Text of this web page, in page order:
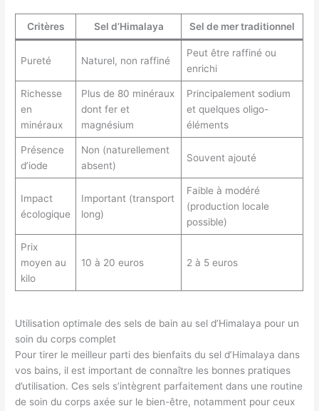
Critères Sel d’Himalaya Sel de mer traditionnel
Pureté Naturel, non raffiné
Peut être raffiné ou
enrichi
Richesse
en
minéraux
Plus de 80 minéraux
dont fer et
magnésium
Principalement sodium
et quelques oligo-
éléments
Présence
d’iode
Non (naturellement
absent)
Souvent ajouté
Impact
écologique
Important (transport
long)
Faible à modéré
(production locale
possible)
Prix
moyen au
kilo
10 à 20 euros 2 à 5 euros
Utilisation optimale des sels de bain au sel d’Himalaya pour un
soin du corps complet
Pour tirer le meilleur parti des bienfaits du sel d’Himalaya dans
vos bains, il est important de connaître les bonnes pratiques
d’utilisation. Ces sels s’intègrent parfaitement dans une routine
de soin du corps axée sur le bien-être, notamment pour ceux